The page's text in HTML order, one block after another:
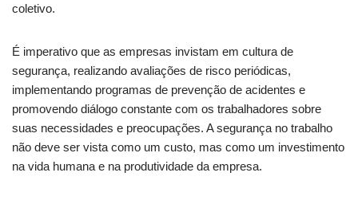
coletivo.
É imperativo que as empresas invistam em cultura de
segurança, realizando avaliações de risco periódicas,
implementando programas de prevenção de acidentes e
promovendo diálogo constante com os trabalhadores sobre
suas necessidades e preocupações. A segurança no trabalho
não deve ser vista como um custo, mas como um investimento
na vida humana e na produtividade da empresa.